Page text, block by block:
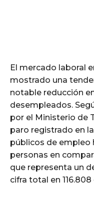
El mercado laboral
mostrado una
notable reducción
desempleados.
por el Ministerio de
paro registrado en
públicos de empleo
personas en
que representa un
cifra total en